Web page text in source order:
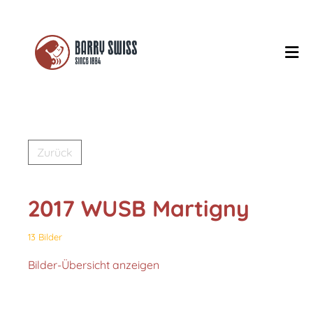
Zurück
2017 WUSB Martigny
13 Bilder
Bilder-Übersicht anzeigen